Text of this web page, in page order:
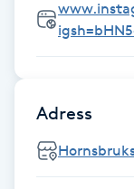
Gelenaglar
Gellack
Gellack med
Gravidmassage
Adress